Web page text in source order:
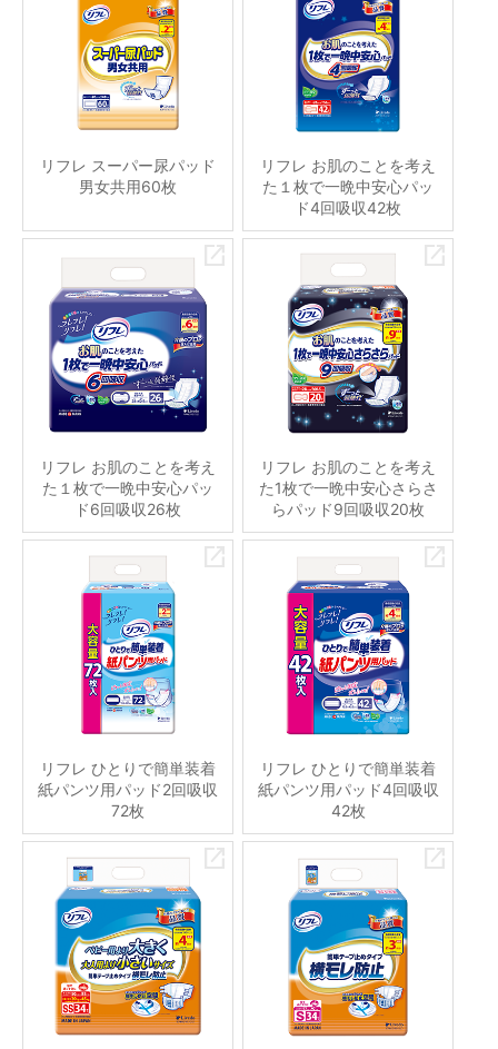
リフレ スーパー尿パッド
男女共用60枚
リフレ お肌のことを考え
た１枚で一晩中安心パッ
ド4回吸収42枚
リフレ お肌のことを考え
た１枚で一晩中安心パッ
ド6回吸収26枚
リフレ お肌のことを考え
た1枚で一晩中安心さらさ
らパッド9回吸収20枚
リフレ ひとりで簡単装着
紙パンツ用パッド2回吸収
72枚
リフレ ひとりで簡単装着
紙パンツ用パッド4回吸収
42枚